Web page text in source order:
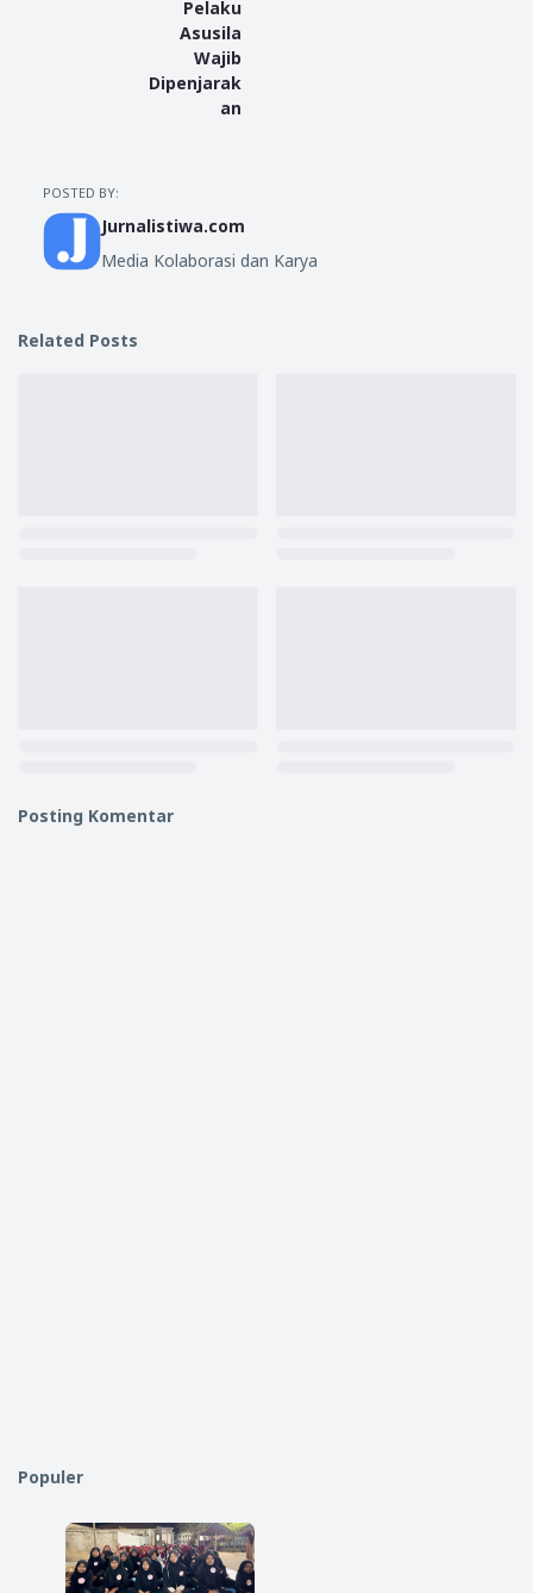
Pelaku
Asusila
Wajib
Dipenjarak
an
POSTED BY:
Jurnalistiwa.com
Media Kolaborasi dan Karya
Related Posts
Posting Komentar
Populer